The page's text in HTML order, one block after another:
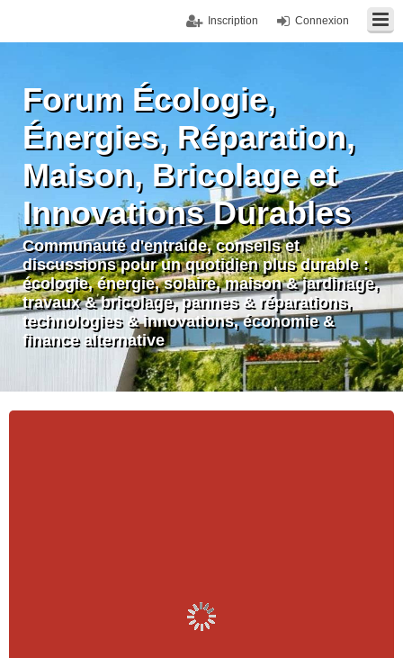
Connexion
Inscription
Forum Écologie,
Énergies, Réparation,
Maison, Bricolage et
Innovations Durables
Communauté d'entraide, conseils et
discussions pour un quotidien plus durable :
écologie, énergie, solaire, maison & jardinage,
travaux & bricolage, pannes & réparations,
technologies & innovations, économie &
finance alternative